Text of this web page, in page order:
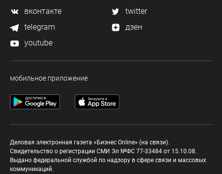
вконтакте
twitter
telegram
дзен
youtube
мобильное приложение
Деловая электронная газета «Бизнес Online» (на связи).
Свидетельство о регистрации СМИ Эл №ФС 77-33484 от 15.10.08.
Выдано федеральной службой по надзору в сфере связи и массовых
коммуникаций.